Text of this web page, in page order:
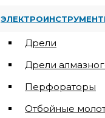
Дрели
Дрели
Перфораторы
Отбойные